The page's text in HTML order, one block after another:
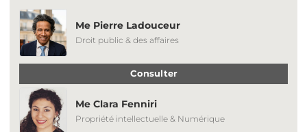
Me Pierre Ladouceur
Droit public & des affaires
Consulter
Me Clara Fenniri
Propriété intellectuelle & Numérique